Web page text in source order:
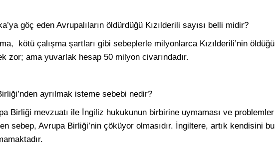
göç eden Avrupalıların öldürdüğü Kızılderili sayısı belli midir?
kötü çalışma şartları gibi sebeplerle milyonlarca Kızılderili’nin öldüğü
zor; ama yuvarlak hesap 50 milyon civarındadır.
ayrılmak isteme sebebi nedir?
Birliği mevzuatı ile İngiliz hukukunun birbirine uymaması ve problemler
sebep, Avrupa Birliği’nin çöküyor olmasıdır. İngiltere, artık kendisini bu